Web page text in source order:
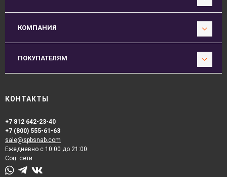
КОМПАНИЯ
ПОКУПАТЕЛЯМ
КОНТАКТЫ
+7 812 642-23-40
+7 (800) 555-61-63
sale@spbsnab.com
Ежедневно с 10:00 до 21:00
Соц. сети